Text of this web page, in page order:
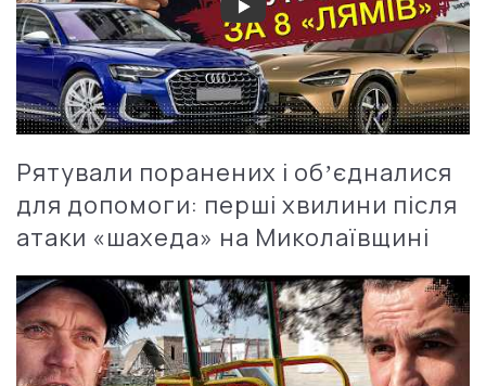
Рятували поранених і обʼєдналися
для допомоги: перші хвилини після
атаки «шахеда» на Миколаївщині